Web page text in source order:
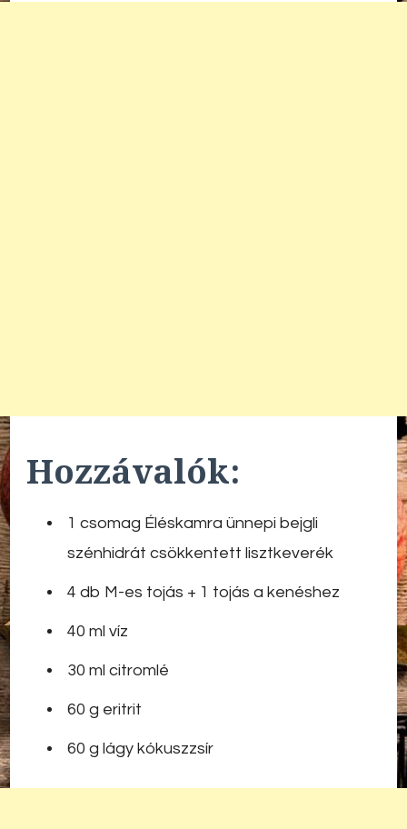
Hozzávalók:
1 csomag Éléskamra ünnepi bejgli
szénhidrát csökkentett lisztkeverék
4 db M-es tojás + 1 tojás a kenéshez
40 ml víz
30 ml citromlé
60 g eritrit
60 g lágy kókuszzsír